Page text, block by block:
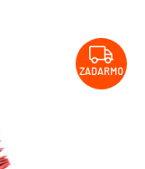
ZADARMO